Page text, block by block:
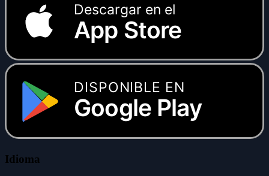
Descargar en el
App Store
DISPONIBLE EN
Google Play
Idioma